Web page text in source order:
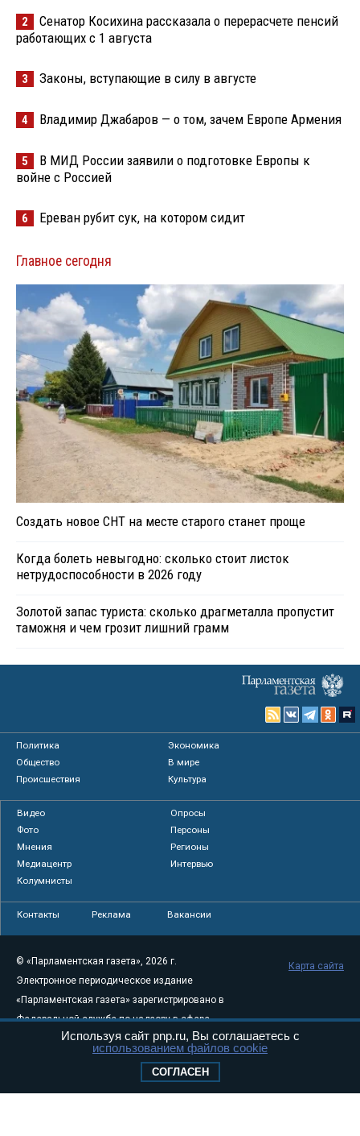
2
Сенатор Косихина рассказала о перерасчете пенсий
работающих с 1 августа
3 Законы, вступающие в силу в августе
4 Владимир Джабаров — о том, зачем Европе Армения
5
В МИД России заявили о подготовке Европы к
войне с Россией
6 Ереван рубит сук, на котором сидит
Главное сегодня
Создать новое СНТ на месте старого станет проще
Когда болеть невыгодно: сколько стоит листок
нетрудоспособности в 2026 году
Золотой запас туриста: сколько драгметалла пропустит
таможня и чем грозит лишний грамм
Политика
Экономика
Общество
В мире
Происшествия
Культура
Видео
Опросы
Фото
Персоны
Мнения
Регионы
Медиацентр
Интервью
Колумнисты
Контакты Реклама Вакансии
© «Парламентская газета», 2026 г.
Электронное периодическое издание
«Парламентская газета» зарегистрировано в
Федеральной службе по надзору в сфере
связи, информационных технологий и
массовых коммуникаций (Роскомнадзор) 05
Свидетельство о регистрации Эл № ФС77-
Карта сайта
Используя сайт pnp.ru, Вы соглашаетесь с
использованием файлов cookie
СОГЛАСЕН